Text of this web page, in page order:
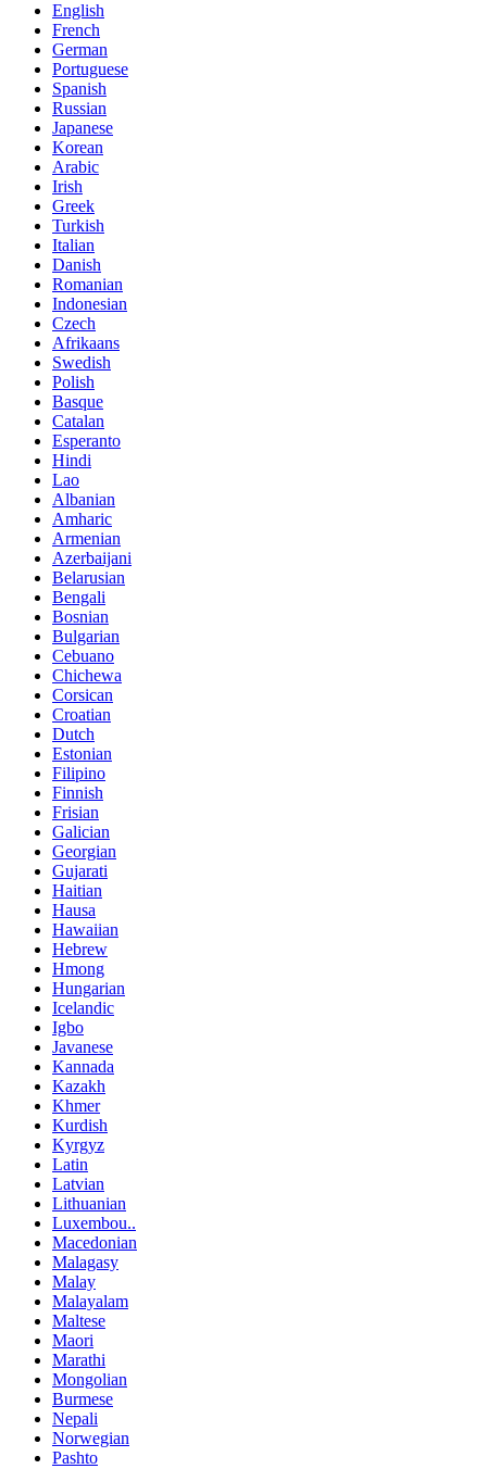
English
French
German
Portuguese
Spanish
Russian
Japanese
Korean
Arabic
Irish
Greek
Turkish
Italian
Danish
Romanian
Indonesian
Czech
Afrikaans
Swedish
Polish
Basque
Catalan
Esperanto
Hindi
Lao
Albanian
Amharic
Armenian
Azerbaijani
Belarusian
Bengali
Bosnian
Bulgarian
Cebuano
Chichewa
Corsican
Croatian
Dutch
Estonian
Filipino
Finnish
Frisian
Galician
Georgian
Gujarati
Haitian
Hausa
Hawaiian
Hebrew
Hmong
Hungarian
Icelandic
Igbo
Javanese
Kannada
Kazakh
Khmer
Kurdish
Kyrgyz
Latin
Latvian
Lithuanian
Luxembou..
Macedonian
Malagasy
Malay
Malayalam
Maltese
Maori
Marathi
Mongolian
Burmese
Nepali
Norwegian
Pashto